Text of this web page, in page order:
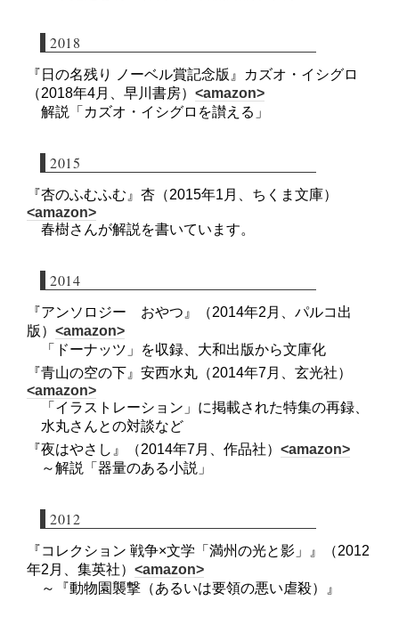
2018
『日の名残り ノーベル賞記念版』カズオ・イシグロ
（2018年4月、早川書房） <amazon>
解説「カズオ・イシグロを讃える」
2015
『杏のふむふむ』杏（2015年1月、ちくま文庫）
<amazon>
春樹さんが解説を書いています。
2014
『アンソロジー おやつ』（2014年2月、パルコ出
版） <amazon>
「ドーナッツ」を収録、大和出版から文庫化
『青山の空の下』安西水丸（2014年7月、玄光社）
<amazon>
「イラストレーション」に掲載された特集の再録、
水丸さんとの対談など
『夜はやさし』（2014年7月、作品社） <amazon>
～解説「器量のある小説」
2012
『コレクション 戦争×文学「満州の光と影」』（2012
年2月、集英社） <amazon>
～『動物園襲撃（あるいは要領の悪い虐殺）』